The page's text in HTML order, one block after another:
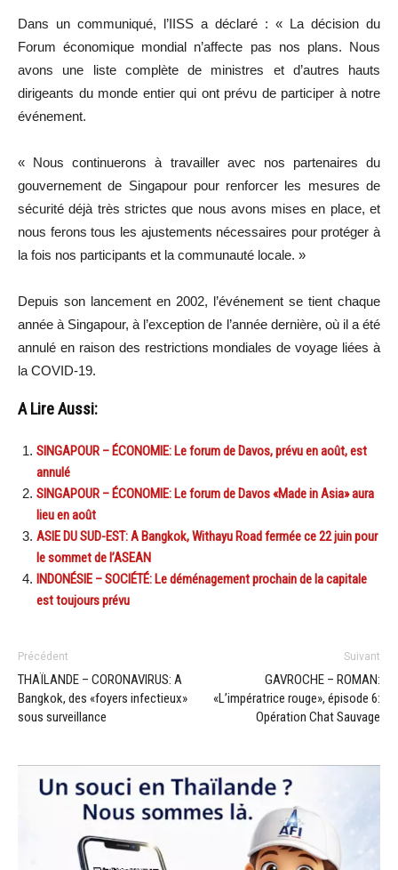
Dans un communiqué, l’IISS a déclaré : « La décision du
Forum économique mondial n’affecte pas nos plans. Nous
avons une liste complète de ministres et d’autres hauts
dirigeants du monde entier qui ont prévu de participer à notre
événement.
« Nous continuerons à travailler avec nos partenaires du
gouvernement de Singapour pour renforcer les mesures de
sécurité déjà très strictes que nous avons mises en place, et
nous ferons tous les ajustements nécessaires pour protéger à
la fois nos participants et la communauté locale. »
Depuis son lancement en 2002, l’événement se tient chaque
année à Singapour, à l’exception de l’année dernière, où il a été
annulé en raison des restrictions mondiales de voyage liées à
la COVID-19.
A Lire Aussi:
SINGAPOUR – ÉCONOMIE: Le forum de Davos, prévu en août, est
annulé
SINGAPOUR – ÉCONOMIE: Le forum de Davos «Made in Asia» aura
lieu en août
ASIE DU SUD-EST: A Bangkok, Withayu Road fermée ce 22 juin pour
le sommet de l’ASEAN
INDONÉSIE – SOCIÉTÉ: Le déménagement prochain de la capitale
est toujours prévu
Précédent
THAÏLANDE – CORONAVIRUS: A
Bangkok, des «foyers infectieux»
sous surveillance
Suivant
GAVROCHE – ROMAN:
«L’impératrice rouge», épisode 6:
Opération Chat Sauvage